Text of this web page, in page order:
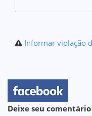
Informar violação
Deixe seu